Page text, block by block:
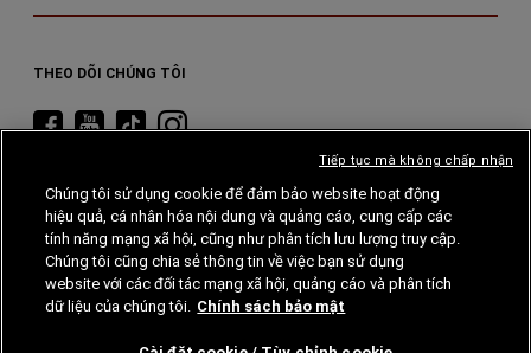
THEO DÕI CHÚNG TÔI
Truy
Ram
Facebook
Ram Quyền riêngtư Cookie
Khả năng tiếp cận
Chúng tôi sử dụng cookie để đảm bảo website hoạt động
hiệu quả, cá nhân hóa nội dung và quảng cáo, cung cấp các
tính năng mạng xã hội, cũng như phân tích lưu lượng truy cập.
Chúng tôi cũng chia sẻ thông tin về việc bạn sử dụng
website với các đối tác mạng xã hội, quảng cáo và phân tích
dữ liệu của chúng tôi. Chính sách bảo mật
Tiếp tục mà không chấp nhận